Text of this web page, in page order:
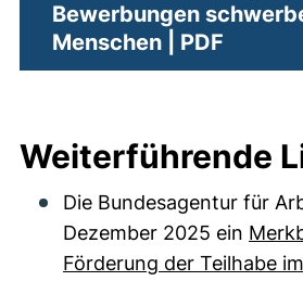
Bewerbungen
Menschen | PDF
Weiterführende
Die Bundesagentur für
Dezember 2025 ein
Förderung der Teilhabe